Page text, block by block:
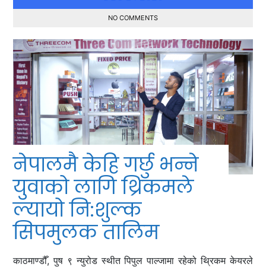
NO COMMENTS
नेपालमै केहि गर्छु भन्ने
युवाको लागि थ्रिकमले
ल्यायो नि:शुल्क
सिपमुलक तालिम
काठमाण्डौँ, पुष ९ न्युरोड स्थीत पिपुल पाल्जामा रहेको थ्रिकम केयरले